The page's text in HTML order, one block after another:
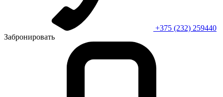
+375 (232) 259440
Забронировать